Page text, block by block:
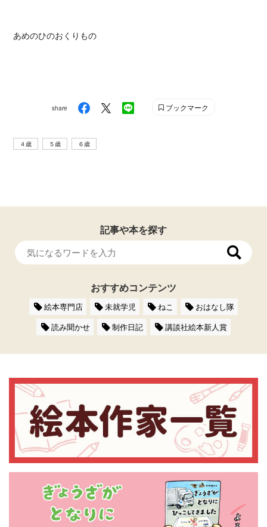
あめのひのおくりもの
share ブックマーク
４歳 ５歳 ６歳
記事や本を探す
おすすめコンテンツ
絵本専門店 未就学児 ねこ
おはなし隊
読み聞かせ
制作日記 講談社絵本新人賞